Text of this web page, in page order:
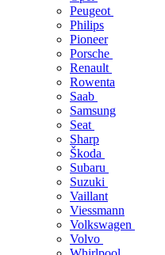
Peugeot
Philips
Pioneer
Porsche
Renault
Rowenta
Saab
Samsung
Seat
Sharp
Škoda
Subaru
Suzuki
Vaillant
Viessmann
Volkswagen
Volvo